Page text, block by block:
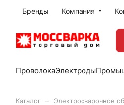
Бренды Компания
ПроволокаЭлектроды
Каталог Электросварочное